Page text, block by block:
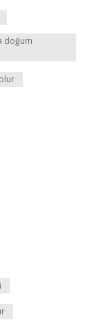
doğum